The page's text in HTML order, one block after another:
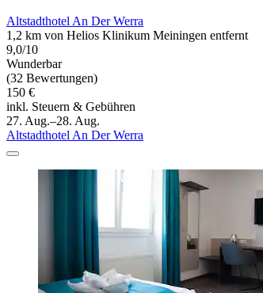
Altstadthotel An Der Werra
1,2 km von Helios Klinikum Meiningen entfernt
9,0/10
Wunderbar
(32 Bewertungen)
150 €
inkl. Steuern & Gebühren
27. Aug.–28. Aug.
Altstadthotel An Der Werra